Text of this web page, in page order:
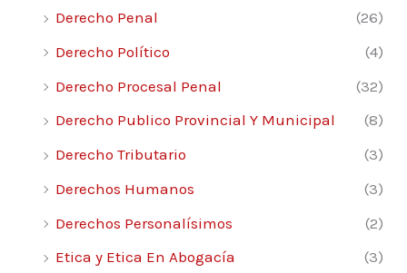
Derecho Penal
(26)
Derecho Político
(4)
Derecho Procesal Penal
(32)
Derecho Publico Provincial Y Municipal
(8)
Derecho Tributario
(3)
Derechos Humanos
(3)
Derechos Personalísimos
(2)
Etica y Etica En Abogacía
(3)